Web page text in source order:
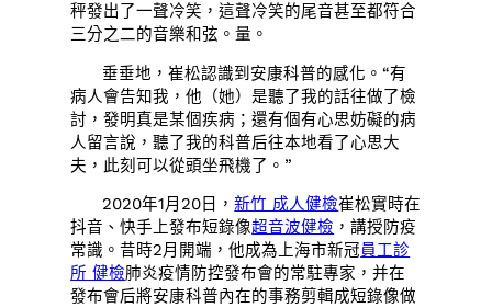
秤發出了一聲冷笑，這聲冷笑的尾音甚至都符合
三分之二的音樂和弦。量。
垂垂地，崔松認識到安康科普的感化。“有
病人會告知我，他（她）是聽了我的話往做了檢
討，發明真是某個疾病；還有個有心思妨礙的病
人留言說，聽了我的科普后往本地看了心思大
夫，此刻可以從頭坐飛機了。”
2020年1月20日，新竹 成人健檢崔松實時在
抖音、快手上發布短錄像超音波健檢 ，講授防疫
常識。昔時2月開端，他成為上海市新冠員工診
所 健檢肺炎疫情防控發布會的常駐專家，并在
發布會后將安康科普內在的事務剪輯成短錄像做